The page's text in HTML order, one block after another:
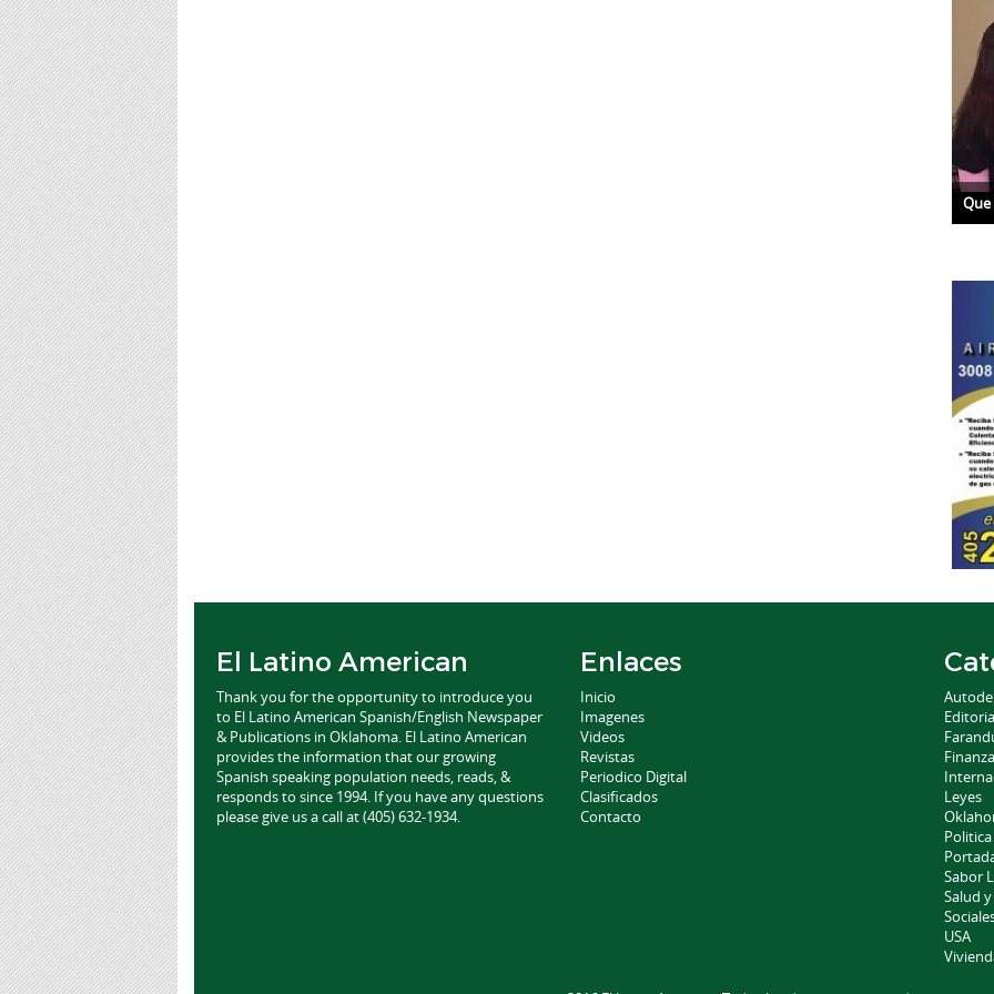
Que es Glaucoma con la Dra. Hagen
El Latino American
Thank you for the opportunity to introduce you
to El Latino American Spanish/English Newspaper
& Publications in Oklahoma. El Latino American
provides the information that our growing
Spanish speaking population needs, reads, &
responds to since 1994. If you have any questions
please give us a call at (405) 632-1934.
Enlaces
Inicio
Imagenes
Videos
Revistas
Periodico Digital
Clasificados
Contacto
Leyes
Politica
Sabor
Salud
USA